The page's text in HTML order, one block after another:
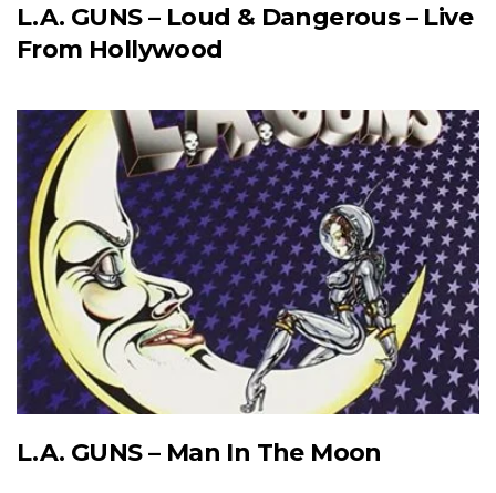
L.A. GUNS – Loud & Dangerous – Live
From Hollywood
L.A. GUNS – Man In The Moon